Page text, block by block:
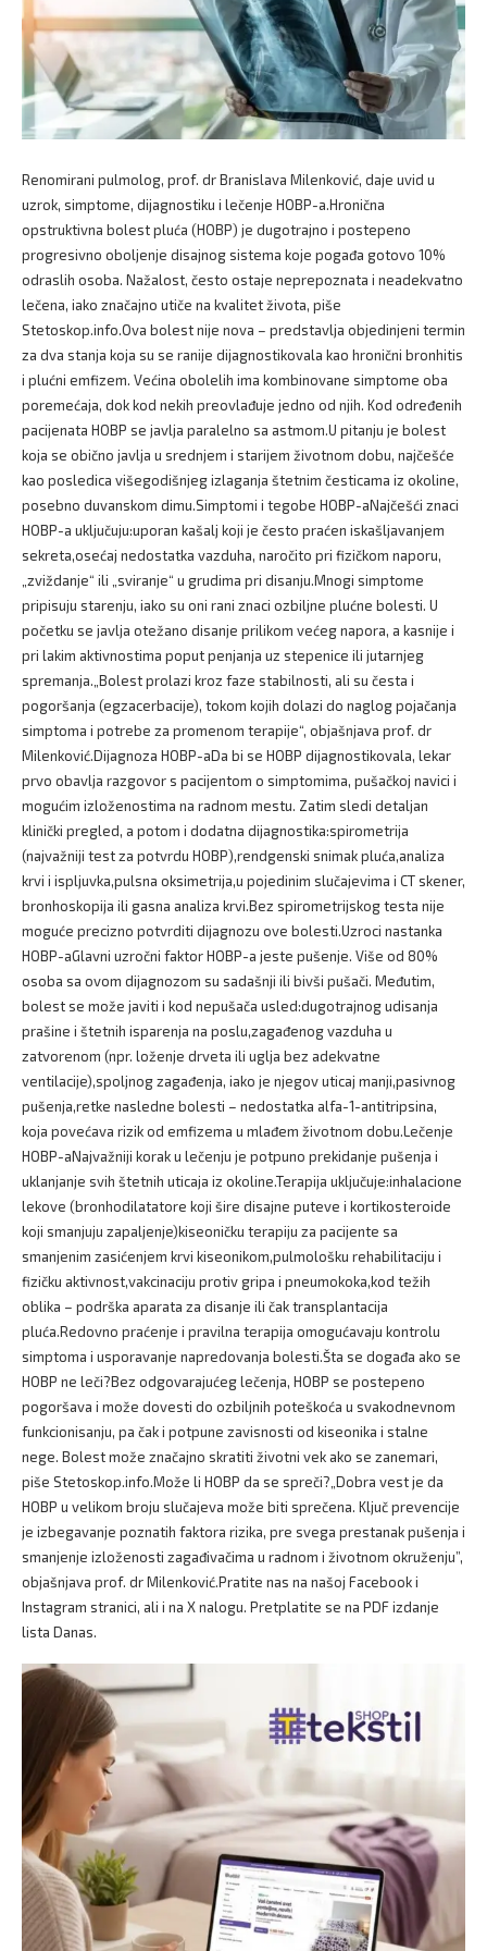
Renomirani pulmolog, prof. dr Branislava Milenković, daje uvid u
uzrok, simptome, dijagnostiku i lečenje HOBP-a.Hronična
opstruktivna bolest pluća (HOBP) je dugotrajno i postepeno
progresivno oboljenje disajnog sistema koje pogađa gotovo 10%
odraslih osoba. Nažalost, često ostaje neprepoznata i neadekvatno
lečena, iako značajno utiče na kvalitet života, piše
Stetoskop.info.Ova bolest nije nova – predstavlja objedinjeni termin
za dva stanja koja su se ranije dijagnostikovala kao hronični bronhitis
i plućni emfizem. Većina obolelih ima kombinovane simptome oba
poremećaja, dok kod nekih preovlađuje jedno od njih. Kod određenih
pacijenata HOBP se javlja paralelno sa astmom.U pitanju je bolest
koja se obično javlja u srednjem i starijem životnom dobu, najčešće
kao posledica višegodišnjeg izlaganja štetnim česticama iz okoline,
posebno duvanskom dimu.Simptomi i tegobe HOBP-aNajčešći znaci
HOBP-a uključuju:uporan kašalj koji je često praćen iskašljavanjem
sekreta,osećaj nedostatka vazduha, naročito pri fizičkom naporu,
„zviždanje“ ili „sviranje“ u grudima pri disanju.Mnogi simptome
pripisuju starenju, iako su oni rani znaci ozbiljne plućne bolesti. U
početku se javlja otežano disanje prilikom većeg napora, a kasnije i
pri lakim aktivnostima poput penjanja uz stepenice ili jutarnjeg
spremanja.„Bolest prolazi kroz faze stabilnosti, ali su česta i
pogoršanja (egzacerbacije), tokom kojih dolazi do naglog pojačanja
simptoma i potrebe za promenom terapije“, objašnjava prof. dr
Milenković.Dijagnoza HOBP-aDa bi se HOBP dijagnostikovala, lekar
prvo obavlja razgovor s pacijentom o simptomima, pušačkoj navici i
mogućim izloženostima na radnom mestu. Zatim sledi detaljan
klinički pregled, a potom i dodatna dijagnostika:spirometrija
(najvažniji test za potvrdu HOBP),rendgenski snimak pluća,analiza
krvi i ispljuvka,pulsna oksimetrija,u pojedinim slučajevima i CT skener,
bronhoskopija ili gasna analiza krvi.Bez spirometrijskog testa nije
moguće precizno potvrditi dijagnozu ove bolesti.Uzroci nastanka
HOBP-aGlavni uzročni faktor HOBP-a jeste pušenje. Više od 80%
osoba sa ovom dijagnozom su sadašnji ili bivši pušači. Međutim,
bolest se može javiti i kod nepušača usled:dugotrajnog udisanja
prašine i štetnih isparenja na poslu,zagađenog vazduha u
zatvorenom (npr. loženje drveta ili uglja bez adekvatne
ventilacije),spoljnog zagađenja, iako je njegov uticaj manji,pasivnog
pušenja,retke nasledne bolesti – nedostatka alfa-1-antitripsina,
koja povećava rizik od emfizema u mlađem životnom dobu.Lečenje
HOBP-aNajvažniji korak u lečenju je potpuno prekidanje pušenja i
uklanjanje svih štetnih uticaja iz okoline.Terapija uključuje:inhalacione
lekove (bronhodilatatore koji šire disajne puteve i kortikosteroide
koji smanjuju zapaljenje)kiseoničku terapiju za pacijente sa
smanjenim zasićenjem krvi kiseonikom,pulmološku rehabilitaciju i
fizičku aktivnost,vakcinaciju protiv gripa i pneumokoka,kod težih
oblika – podrška aparata za disanje ili čak transplantacija
pluća.Redovno praćenje i pravilna terapija omogućavaju kontrolu
simptoma i usporavanje napredovanja bolesti.Šta se događa ako se
HOBP ne leči?Bez odgovarajućeg lečenja, HOBP se postepeno
pogoršava i može dovesti do ozbiljnih poteškoća u svakodnevnom
funkcionisanju, pa čak i potpune zavisnosti od kiseonika i stalne
nege. Bolest može značajno skratiti životni vek ako se zanemari,
piše Stetoskop.info.Može li HOBP da se spreči?„Dobra vest je da
HOBP u velikom broju slučajeva može biti sprečena. Ključ prevencije
je izbegavanje poznatih faktora rizika, pre svega prestanak pušenja i
smanjenje izloženosti zagađivačima u radnom i životnom okruženju”,
objašnjava prof. dr Milenković.Pratite nas na našoj Facebook i
Instagram stranici, ali i na X nalogu. Pretplatite se na PDF izdanje
lista Danas.